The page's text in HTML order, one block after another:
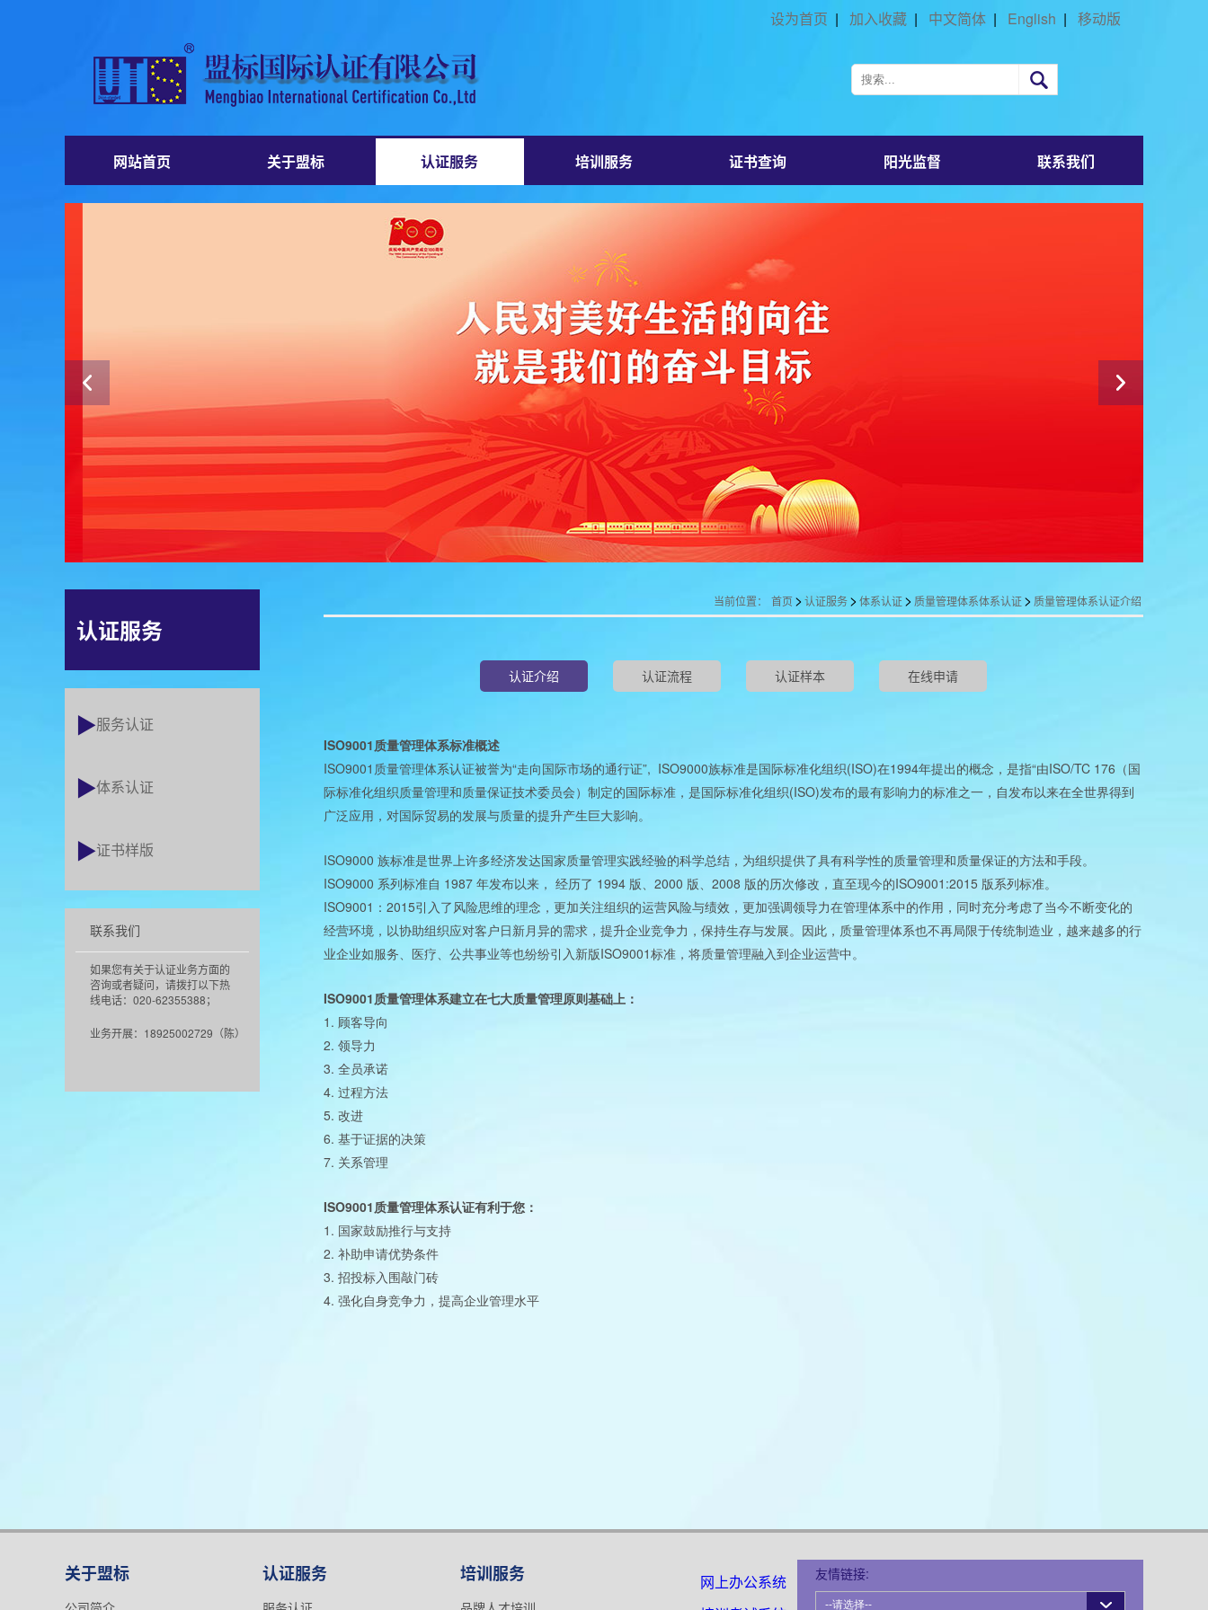
设为首页 | 加入收藏 | 中文简体 | English | 移动版
网站首页 关于盟标 认证服务 培训服务 证书查询 阳光监督 联系我们
认证服务
服务认证
体系认证
证书样版
联系我们
如果您有关于认证业务方面的
咨询或者疑问，请拨打以下热
线电话：020-62355388；
业务开展：18925002729（陈）
当前位置： 首页> 认证服务> 体系认证> 质量管理体系体系认证> 质量管理体系认证介绍
认证介绍 认证流程 认证样本 在线申请
ISO9001 质量管理体系标准概述
ISO9001 质量管理体系认证被誉为“走向国际市场的通行证”, ISO9000族标准是国际标准化组织(ISO)在1994年提出的概念，是指“由ISO/TC 176 （国
际标准化组织质量管理和质量保证技术委员会）制定的国际标准，是国际标准化组织(ISO)发布的最有影响力的标准之一，自发布以来在全世界得到
广泛应用，对国际贸易的发展与质量的提升产生巨大影响。
ISO9000 族标准是世界上许多经济发达国家质量管理实践经验的科学总结，为组织提供了具有科学性的质量管理和质量保证的方法和手段。
ISO9000 系列标准自 1987 年发布以来， 经历了 1994 版、 2000 版、 2008 版的历次修改，直至现今的ISO9001:2015 版系列标准。
ISO9001 ： 2015引入了风险思维的理念，更加关注组织的运营风险与绩效，更加强调领导力在管理体系中的作用，同时充分考虑了当今不断变化的
经营环境，以协助组织应对客户日新月异的需求，提升企业竞争力，保持生存与发展。因此，质量管理体系也不再局限于传统制造业，越来越多的行
业企业如服务、医疗、公共事业等也纷纷引入新版 ISO9001 标准，将质量管理融入到企业运营中。
ISO9001 质量管理体系建立在七大质量管理原则基础上：
1. 顾客导向
2. 领导力
3. 全员承诺
4. 过程方法
5. 改进
6. 基于证据的决策
7. 关系管理
ISO9001 质量管理体系认证有利于您：
1. 国家鼓励推行与支持
2. 补助申请优势条件
3. 招投标入围敲门砖
4. 强化自身竞争力，提高企业管理水平
关于盟标 认证服务 培训服务
网上办公系统
友情链接: